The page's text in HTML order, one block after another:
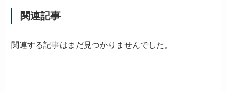
関連記事
関連する記事はまだ見つかりませんでした。